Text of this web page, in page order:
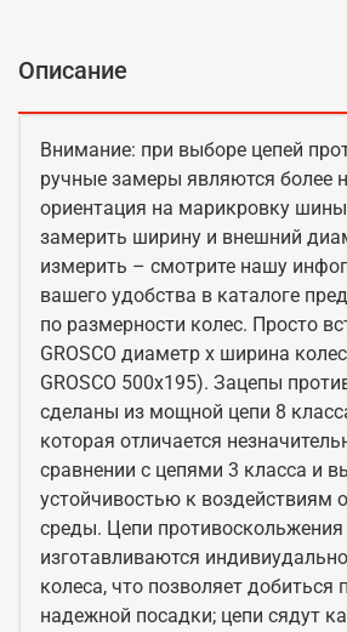
Описание
Внимание: при выборе цепей
ручные замеры являются более
ориентация на марикровку
замерить ширину и внешний
измерить – смотрите нашу
вашего удобства в каталоге
по размерности колес. Просто
GROSCO диаметр x ширина
GROSCO 500x195). Зацепы
сделаны из мощной цепи 8
которая отличается
сравнении с цепями 3 класса и
устойчивостью к воздействиям
среды. Цепи противоскольжения
изготавливаются
колеса, что позволяет добиться
надежной посадки; цепи сядут